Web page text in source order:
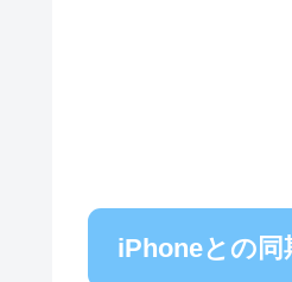
iPhoneとの同